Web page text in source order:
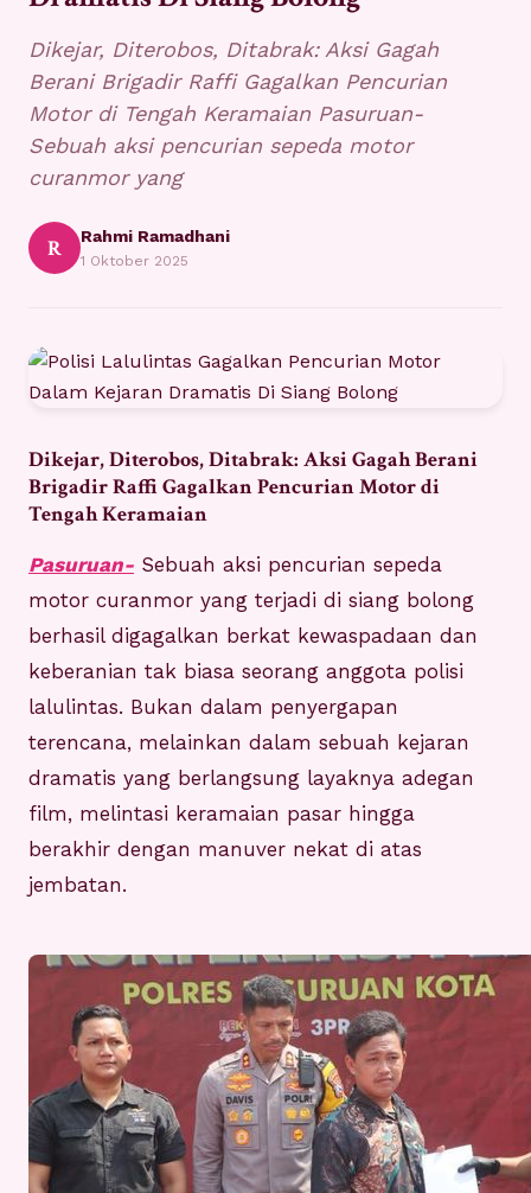
Dikejar, Diterobos, Ditabrak: Aksi Gagah
Berani Brigadir Raffi Gagalkan Pencurian
Motor di Tengah Keramaian Pasuruan-
Sebuah aksi pencurian sepeda motor
curanmor yang
R Rahmi Ramadhani
1 Oktober 2025
Dikejar, Diterobos, Ditabrak: Aksi Gagah Berani
Brigadir Raffi Gagalkan Pencurian Motor di
Tengah Keramaian
Pasuruan- Sebuah aksi pencurian sepeda
motor curanmor yang terjadi di siang bolong
berhasil digagalkan berkat kewaspadaan dan
keberanian tak biasa seorang anggota polisi
lalulintas. Bukan dalam penyergapan
terencana, melainkan dalam sebuah kejaran
dramatis yang berlangsung layaknya adegan
film, melintasi keramaian pasar hingga
berakhir dengan manuver nekat di atas
jembatan.